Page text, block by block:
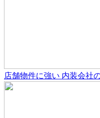
店舗物件に強い 内装会社